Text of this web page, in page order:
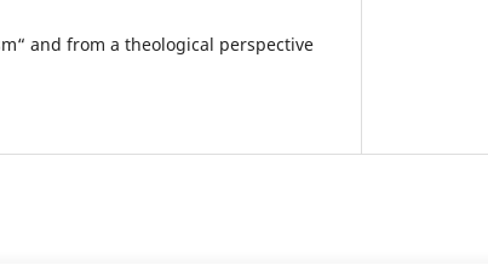
and from a theological perspective